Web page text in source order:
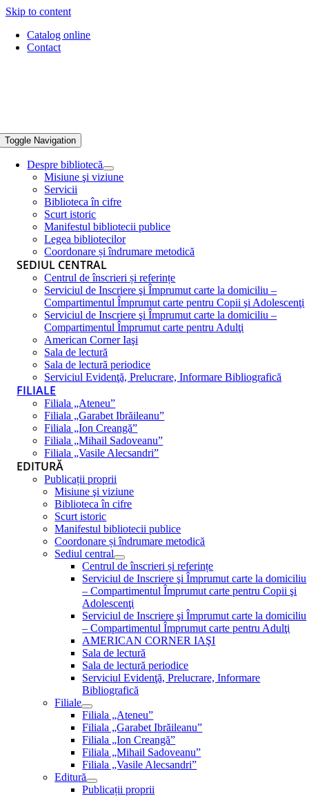
Skip to content
Catalog online
Contact
Toggle Navigation
Despre bibliotecă
Misiune şi viziune
Servicii
Biblioteca în cifre
Scurt istoric
Manifestul bibliotecii publice
Legea bibliotecilor
Coordonare și îndrumare metodică
SEDIUL CENTRAL
Centrul de înscrieri și referințe
Serviciul de Inscriere şi Împrumut carte la domiciliu –
Compartimentul Împrumut carte pentru Copii şi Adolescenţi
Serviciul de Inscriere şi Împrumut carte la domiciliu –
Compartimentul Împrumut carte pentru Adulţi
American Corner Iaşi
Sala de lectură
Sala de lectură periodice
Serviciul Evidenţă, Prelucrare, Informare Bibliografică
FILIALE
Filiala „Ateneu”
Filiala „Garabet Ibrăileanu”
Filiala „Ion Creangă”
Filiala „Mihail Sadoveanu”
Filiala „Vasile Alecsandri”
EDITURĂ
Publicații proprii
Misiune şi viziune
Biblioteca în cifre
Scurt istoric
Manifestul bibliotecii publice
Coordonare și îndrumare metodică
Sediul central
Centrul de înscrieri și referințe
Serviciul de Inscriere şi Împrumut carte la domiciliu
– Compartimentul Împrumut carte pentru Copii şi
Adolescenţi
Serviciul de Inscriere şi Împrumut carte la domiciliu
– Compartimentul Împrumut carte pentru Adulţi
AMERICAN CORNER IAŞI
Sala de lectură
Sala de lectură periodice
Serviciul Evidenţă, Prelucrare, Informare
Bibliografică
Filiale
Filiala „Ateneu”
Filiala „Garabet Ibrăileanu”
Filiala „Ion Creangă”
Filiala „Mihail Sadoveanu”
Filiala „Vasile Alecsandri”
Editură
Publicații proprii